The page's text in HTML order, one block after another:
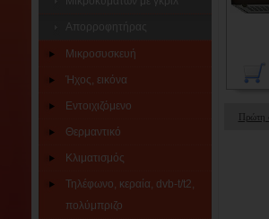
Απορροφητήρας
Μικροσυσκευή
Ήχος, εικόνα
Εντοιχιζόμενο
Θερμαντικό
Κλιματισμός
Τηλέφωνο, κεραία, dvb-t/t2,
πολύμπριζο
Πρώτη